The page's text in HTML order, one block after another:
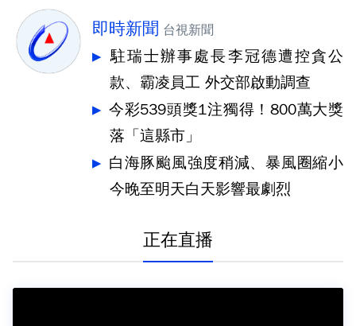
即時新聞 台視新聞
駐瑞士辦事處長李冠德遭控貪公
款、霸凌員工 外交部啟動調查
今彩539頭獎1注獨得！800萬大獎
落「這縣市」
白海豚颱風強度稍減、暴風圈縮小
今晚至明天白天影響最劇烈
正在直播